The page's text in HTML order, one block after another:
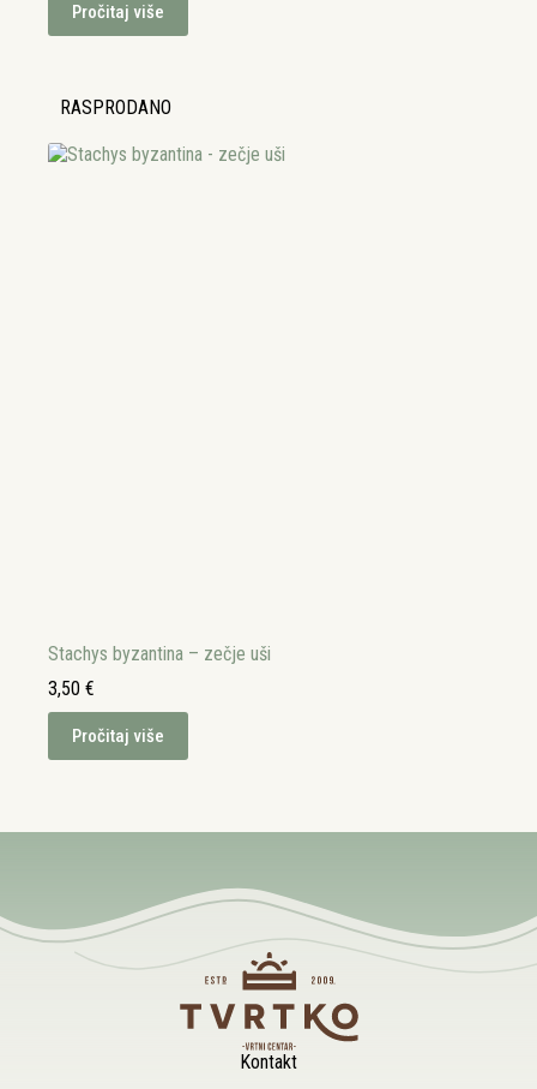
bila
je:
je:
3,50 €.
Pročitaj više
RASPRODANO
Stachys byzantina – zečje uši
3,50 €
Pročitaj više
Kontakt